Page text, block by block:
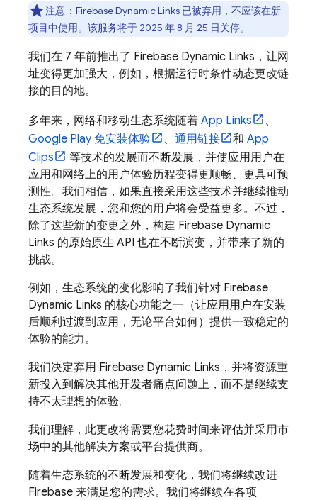
注意 ：Firebase Dynamic Links 已被弃用 ，不应该在新
项目中使用。该服务将于 2025 年 8 月 25 日关停。
我们在 7 年前推出了 Firebase Dynamic Links，让网
址变得更加强大，例如，根据运行时条件动态更改链
接的目的地。
多年来，网络和移动生态系统随着 App Links
、
Google Play 免安装体验
、 通用链接 和 App
Clips
等技术的发展而不断发展，并使应用用户在
应用和网络上的用户体验历程变得更顺畅、更具可预
测性。我们相信，如果直接采用这些技术并继续推动
生态系统发展，您和您的用户将会受益更多。不过，
除了这些新的变更之外，构建 Firebase Dynamic
Links 的原始原生 API 也在不断演变，并带来了新的
挑战。
例如，生态系统的变化影响了我们针对 Firebase
Dynamic Links 的核心功能之一（让应用用户在安装
后顺利过渡到应用，无论平台如何）提供一致稳定的
体验的能力。
我们决定弃用 Firebase Dynamic Links，并将资源重
新投入到解决其他开发者痛点问题上，而不是继续支
持不太理想的体验。
我们理解，此更改将需要您花费时间来评估并采用市
场中的其他解决方案或平台提供商。
随着生态系统的不断发展和变化，我们将继续改进
Firebase 来满足您的需求。我们将继续在各项